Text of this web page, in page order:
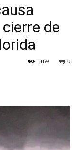
de
0
1169